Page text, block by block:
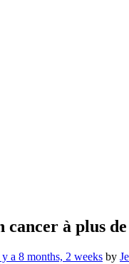
à plus de
a 8 months, 2 weeks by